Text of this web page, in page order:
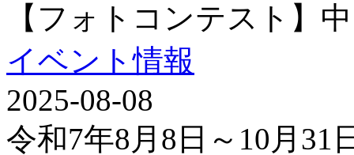
【フォトコンテスト】
イベント情報
2025-08-08
令和7年8月8日～10月31